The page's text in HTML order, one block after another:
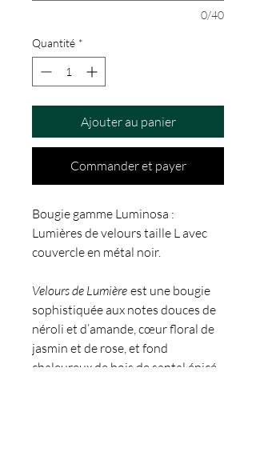
0/40
Quantité *
Ajouter au panier
Commander et payer
Bougie gamme Luminosa :
Lumières de velours taille L avec
couvercle en métal noir.
Velours de Lumière est une bougie
sophistiquée aux notes douces de
néroli et d’amande, cœur floral de
jasmin et de rose, et fond
chaleureux de bois de santal épicé.